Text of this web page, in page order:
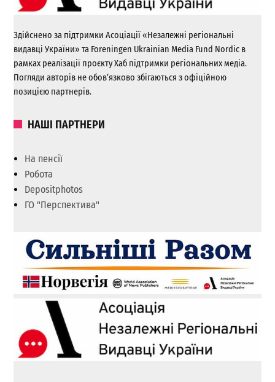
Здійснено за підтримки Асоціації «Незалежні регіональні
видавці України» та Foreningen Ukrainian Media Fund Nordic в
рамках реалізації проєкту Хаб підтримки регіональних медіа.
Погляди авторів не обов’язково збігаються з офіційною
позицією партнерів.
НАШІ ПАРТНЕРИ
На пенсії
Робота
Depositphotos
ГО "Перспектива"